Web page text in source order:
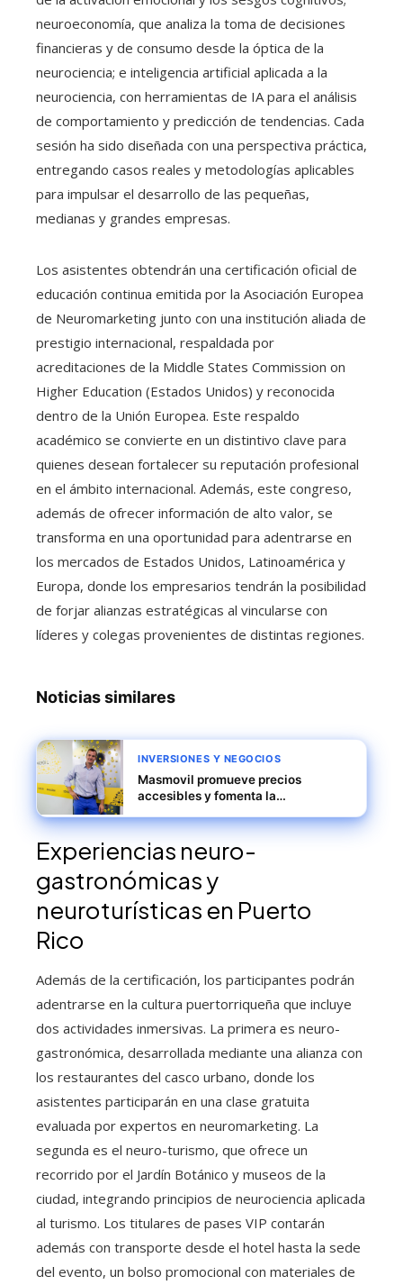
neuroeconomía, que analiza la toma de decisiones
financieras y de consumo desde la óptica de la
neurociencia; e inteligencia artificial aplicada a la
neurociencia, con herramientas de IA para el análisis
de comportamiento y predicción de tendencias. Cada
sesión ha sido diseñada con una perspectiva práctica,
entregando casos reales y metodologías aplicables
para impulsar el desarrollo de las pequeñas,
medianas y grandes empresas.
Los asistentes obtendrán una certificación oficial de
educación continua emitida por la Asociación Europea
de Neuromarketing junto con una institución aliada de
prestigio internacional, respaldada por
acreditaciones de la Middle States Commission on
Higher Education (Estados Unidos) y reconocida
dentro de la Unión Europea. Este respaldo
académico se convierte en un distintivo clave para
quienes desean fortalecer su reputación profesional
en el ámbito internacional. Además, este congreso,
además de ofrecer información de alto valor, se
transforma en una oportunidad para adentrarse en
los mercados de Estados Unidos, Latinoamérica y
Europa, donde los empresarios tendrán la posibilidad
de forjar alianzas estratégicas al vincularse con
líderes y colegas provenientes de distintas regiones.
Noticias similares
INVERSIONES Y NEGOCIOS
Masmovil promueve precios
accesibles y fomenta la
Experiencias neuro-
gastronómicas y
neuroturísticas en Puerto
Rico
Además de la certificación, los participantes podrán
adentrarse en la cultura puertorriqueña que incluye
dos actividades inmersivas. La primera es neuro-
gastronómica, desarrollada mediante una alianza con
los restaurantes del casco urbano, donde los
asistentes participarán en una clase gratuita
evaluada por expertos en neuromarketing. La
segunda es el neuro-turismo, que ofrece un
recorrido por el Jardín Botánico y museos de la
ciudad, integrando principios de neurociencia aplicada
al turismo. Los titulares de pases VIP contarán
además con transporte desde el hotel hasta la sede
del evento, un bolso promocional con materiales de